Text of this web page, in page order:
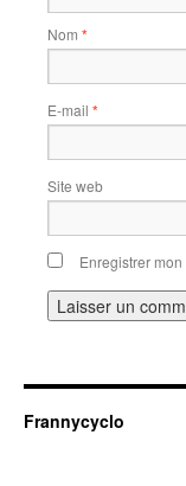
Nom *
E-mail *
Site web
Enregistrer
Frannycyclo